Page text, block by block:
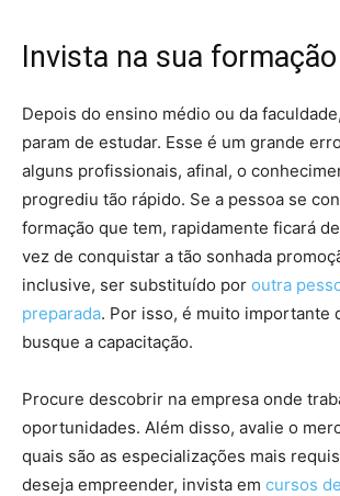
Invista na sua formação
Depois do ensino médio ou da
param de estudar. Esse é um grande
alguns profissionais, afinal, o
progrediu tão rápido. Se a pessoa se
formação que tem, rapidamente ficará
vez de conquistar a tão sonhada
inclusive, ser substituído por outra
preparada. Por isso, é muito importante
busque a capacitação.
Procure descobrir na empresa onde
oportunidades. Além disso, avalie o
quais são as especializações mais
deseja empreender, invista em cursos